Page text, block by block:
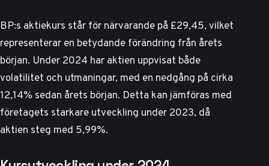
BP:s aktiekurs står för närvarande på £29,45, vilket
representerar en betydande förändring från årets
början. Under 2024 har aktien uppvisat både
volatilitet och utmaningar, med en nedgång på cirka
12,14% sedan årets början. Detta kan jämföras med
företagets starkare utveckling under 2023, då
aktien steg med 5,99%.